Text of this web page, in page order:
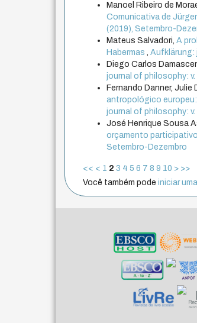
Manoel Ribeiro de
Comunicativa de
(2019), Setembro-
Mateus Salvadori,A
Habermas,Aufklärung:
Diego Carlos
journal of philosophy: v.
Fernando Danner, Julie
antropológico
journal of philosophy:
José Henrique Sousa
orçamento
Setembro-Dezembro
<< < 1 2 3 4 5 6 7 8 9 10 > >>
Você também podeiniciar